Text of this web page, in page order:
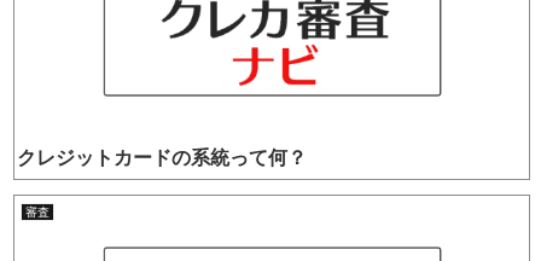
クレジットカードの系統って何？
審査